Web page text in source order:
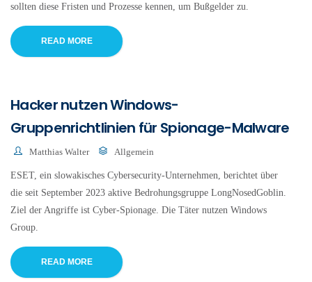
sollten diese Fristen und Prozesse kennen, um Bußgelder zu.
READ MORE
Hacker nutzen Windows-
Gruppenrichtlinien für Spionage-Malware
Matthias Walter Allgemein
ESET, ein slowakisches Cybersecurity-Unternehmen, berichtet über
die seit September 2023 aktive Bedrohungsgruppe LongNosedGoblin.
Ziel der Angriffe ist Cyber-Spionage. Die Täter nutzen Windows
Group.
READ MORE